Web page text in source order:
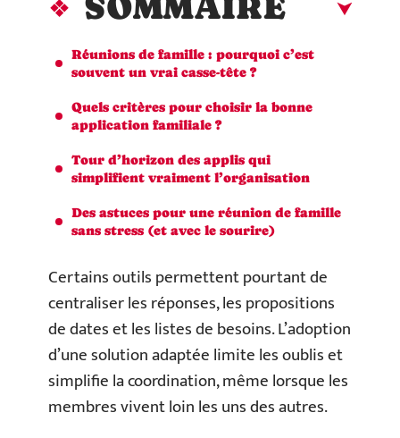
Réunions de famille : pourquoi c’est
souvent un vrai casse-tête ?
Quels critères pour choisir la bonne
application familiale ?
Tour d’horizon des applis qui
simplifient vraiment l’organisation
Des astuces pour une réunion de famille
sans stress (et avec le sourire)
Certains outils permettent pourtant de
centraliser les réponses, les propositions
de dates et les listes de besoins. L’adoption
d’une solution adaptée limite les oublis et
simplifie la coordination, même lorsque les
membres vivent loin les uns des autres.